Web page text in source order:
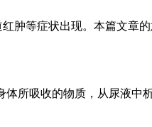
肿等症状出现。本篇文章
所吸收的物质，从尿液